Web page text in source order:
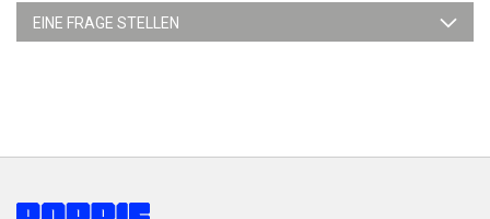
EINE FRAGE STELLEN